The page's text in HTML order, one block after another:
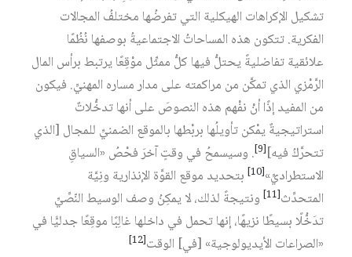
تشكيل الإكراهات الهيكلية التي تفرضُها مختلفُ المجالات
الفكرية. تتكون هذه المساحاتُ الاجتماعيةُ بوصفها نُظُمًا
علائقية تفاضليةً يحتلُّ فيها كلُّ ممثِّل موْقِعًا يرتبط برأس المال
الرَّمْزي الذي تمكَّن من مراكمته على مدار مساره المهنيِّ. فيكون
من المفيد إذًا أنْ نفْهم هذه النصوصَ على أنها تدخُّلاتٌ
استراتيجيةٌ يمْكن تأويلُها بربْطها بالموقع الضمنيِّ للمجال [الذي
تتحرَّكُ فيه]‏[9] . وسيسمحُ في وقتٍ آخرَ فحْصُ «السياقِ
الاستطراديِّ»‏[10]
بتحديد موقع القوَّة الإنذارية ونِيَّة
المتحدِّث‏[11]
ونتيجةً لذلك، لا يمكِنُ وصف الوسيط النّصِّيِّ
تدَخُّلًا بسيطًا نزيهًا، إنها تحمل في داخلها غالِبًا موقِعًا جدليًّا في
«الصراعات الأيديولوجية» [في] الوقت‏[12]